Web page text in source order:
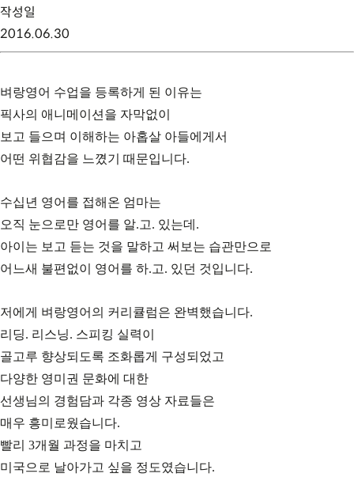
작성일
2016.06.30
벼랑영어 수업을 등록하게 된 이유는
픽사의 애니메이션을 자막없이
보고 들으며 이해하는 아홉살 아들에게서
어떤 위협감을 느꼈기 때문입니다.
수십년 영어를 접해온 엄마는
오직 눈으로만 영어를 알.고. 있는데.
아이는 보고 듣는 것을 말하고 써보는 습관만으로
어느새 불편없이 영어를 하.고. 있던 것입니다.
저에게 벼랑영어의 커리큘럼은 완벽했습니다.
리딩. 리스닝. 스피킹 실력이
골고루 향상되도록 조화롭게 구성되었고
다양한 영미권 문화에 대한
선생님의 경험담과 각종 영상 자료들은
매우 흥미로웠습니다.
빨리 3개월 과정을 마치고
미국으로 날아가고 싶을 정도였습니다.